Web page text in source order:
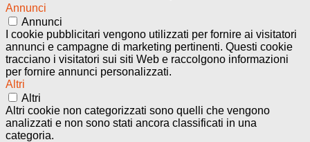
Annunci
Annunci
I cookie pubblicitari vengono utilizzati per fornire ai visitatori
annunci e campagne di marketing pertinenti. Questi cookie
tracciano i visitatori sui siti Web e raccolgono informazioni
per fornire annunci personalizzati.
Altri
Altri
Altri cookie non categorizzati sono quelli che vengono
analizzati e non sono stati ancora classificati in una
categoria.